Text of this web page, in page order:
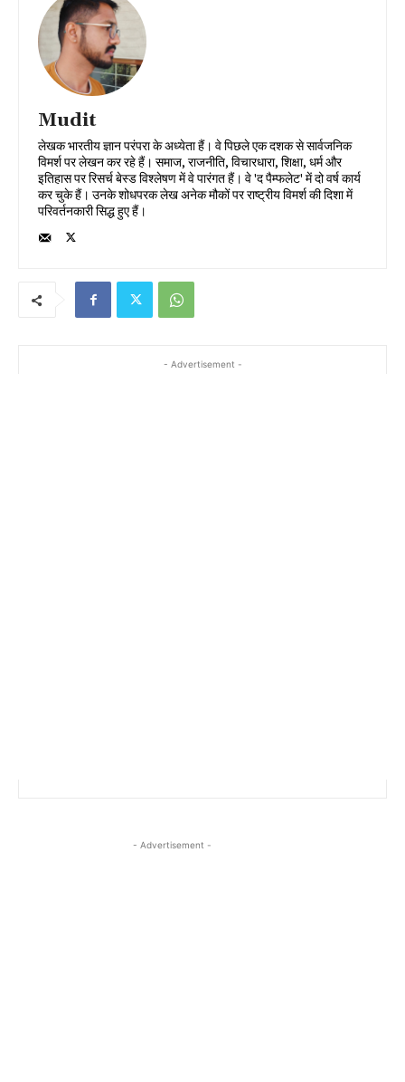
Mudit
लेखक भारतीय ज्ञान परंपरा के अध्येता हैं। वे पिछले एक दशक से सार्वजनिक
विमर्श पर लेखन कर रहे हैं। समाज, राजनीति, विचारधारा, शिक्षा, धर्म और
इतिहास पर रिसर्च बेस्ड विश्लेषण में वे पारंगत हैं। वे 'द पैम्फलेट' में दो वर्ष कार्य
कर चुके हैं। उनके शोधपरक लेख अनेक मौकों पर राष्ट्रीय विमर्श की दिशा में
परिवर्तनकारी सिद्ध हुए हैं।
- Advertisement -
- Advertisement -